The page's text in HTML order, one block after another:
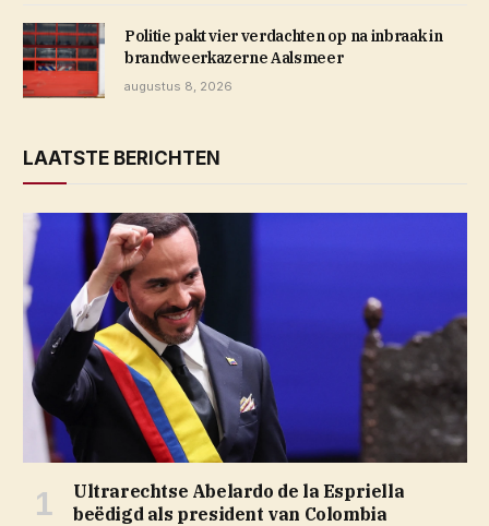
Politie pakt vier verdachten op na inbraak in
brandweerkazerne Aalsmeer
augustus 8, 2026
LAATSTE BERICHTEN
Ultrarechtse Abelardo de la Espriella
beëdigd als president van Colombia